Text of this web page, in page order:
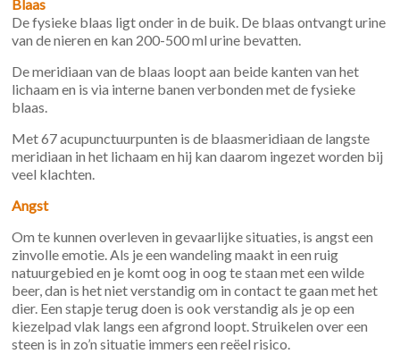
Blaas
De fysieke blaas ligt onder in de buik. De blaas ontvangt urine
van de nieren en kan 200-500 ml urine bevatten.
De meridiaan van de blaas loopt aan beide kanten van het
lichaam en is via interne banen verbonden met de fysieke
blaas.
Met 67 acupunctuurpunten is de blaasmeridiaan de langste
meridiaan in het lichaam en hij kan daarom ingezet worden bij
veel klachten.
Angst
Om te kunnen overleven in gevaarlijke situaties, is angst een
zinvolle emotie. Als je een wandeling maakt in een ruig
natuurgebied en je komt oog in oog te staan met een wilde
beer, dan is het niet verstandig om in contact te gaan met het
dier. Een stapje terug doen is ook verstandig als je op een
kiezelpad vlak langs een afgrond loopt. Struikelen over een
steen is in zo’n situatie immers een reëel risico.